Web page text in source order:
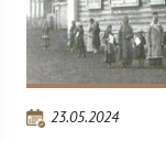
23.05.2024